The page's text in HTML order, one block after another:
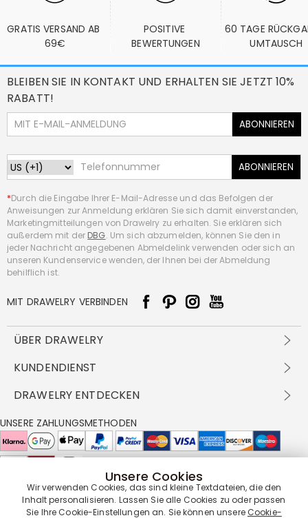
GRATIS VERSAND AB
69€
POSITIVE
BEWERTUNGEN
60 TAGE
UMTAUSCH
BLEIBEN SIE IN KONTAKT UND ERHALTEN SIE JETZT 10%
RABATT!
ABONNIEREN
ABONNIEREN
*Durch die Eingabe Ihrer E-Mail-Adresse und das Befolgen der
Anweisungen zur Anmeldung erklären Sie sich damit einverstanden,
Marketingmitteilungen von Drawelry zu erhalten. Sie erklären sich
außerdem mit der DBG. Um sich abzumelden, können Sie den in
jeder Nachricht angegebenen Abmeldelink verwenden oder sich an
unseren Kundenservice wenden, der Ihnen bei der Abmeldung
behilflich ist.
MIT DRAWELRY VERBINDEN
ÜBER DRAWELRY
Über Uns
DBG
FAQ
Cookie-Richtlinie
KUNDENDIENST
Versandbedingungen
Rückgabe & Umtausch
Pflegehinweis
DRAWELRY ENTDECKEN
Großhandelsangebot
Drawelry Prime
Bonusprogramm
UNSERE ZAHLUNGSMETHODEN
UNSERE LIEFERPARTNER
Unsere Cookies
Wir verwenden Cookies, das sind kleine Textdateien, die den
Inhalt personalisieren. Lassen Sie alle Cookies zu oder passen
Sie Ihre Cookie-Einstellungen an. Sie können unsereCookie-